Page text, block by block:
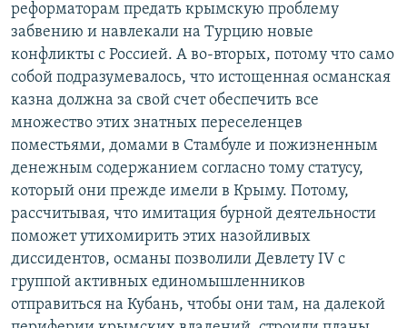
реформаторам предать крымскую проблему
забвению и навлекали на Турцию новые
конфликты с Россией. А во-вторых, потому что само
собой подразумевалось, что истощенная османская
казна должна за свой счет обеспечить все
множество этих знатных переселенцев
поместьями, домами в Стамбуле и пожизненным
денежным содержанием согласно тому статусу,
который они прежде имели в Крыму. Потому,
рассчитывая, что имитация бурной деятельности
поможет утихомирить этих назойливых
диссидентов, османы позволили Девлету IV с
группой активных единомышленников
отправиться на Кубань, чтобы они там, на далекой